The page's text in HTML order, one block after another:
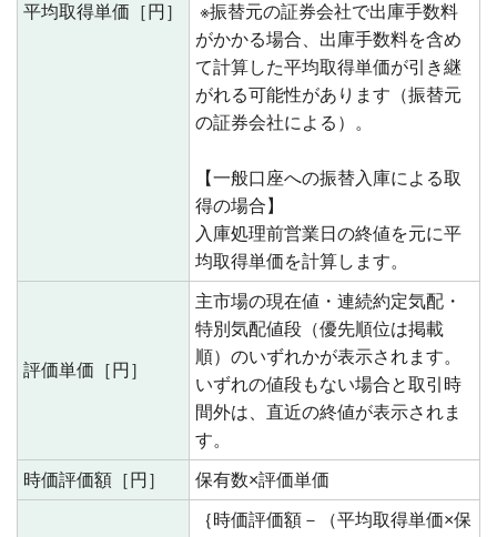
平均取得単価［円］
※振替元の証券会社で出庫手数料
がかかる場合、出庫手数料を含め
て計算した平均取得単価が引き継
がれる可能性があります（振替元
の証券会社による）。
【一般口座への振替入庫による取
得の場合】
入庫処理前営業日の終値を元に平
均取得単価を計算します。
評価単価［円］
主市場の現在値・連続約定気配・
特別気配値段（優先順位は掲載
順）のいずれかが表示されます。
いずれの値段もない場合と取引時
間外は、直近の終値が表示されま
す。
時価評価額［円］ 保有数×評価単価
｛時価評価額－（平均取得単価×保